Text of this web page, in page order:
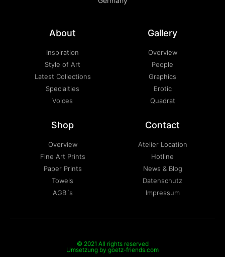
About
Inspiration
Style of Art
Latest Collections
Specialties
Voices
Gallery
Overview
People
Graphics
Erotic
Quadrat
Shop
Overview
Fine Art Prints
Paper Prints
Towels
AGB´s
Contact
Atelier Location
Hotline
News & Blog
Datenschutz
Impressum
© 2021 All rights reserved
Umsetzung by goetz-friends.com